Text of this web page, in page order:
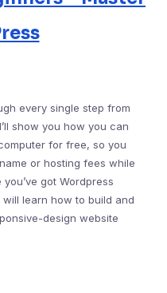
every single step from
show you how you can
for free, so you
or hosting fees while
got Wordpress
learn how to build and
design website